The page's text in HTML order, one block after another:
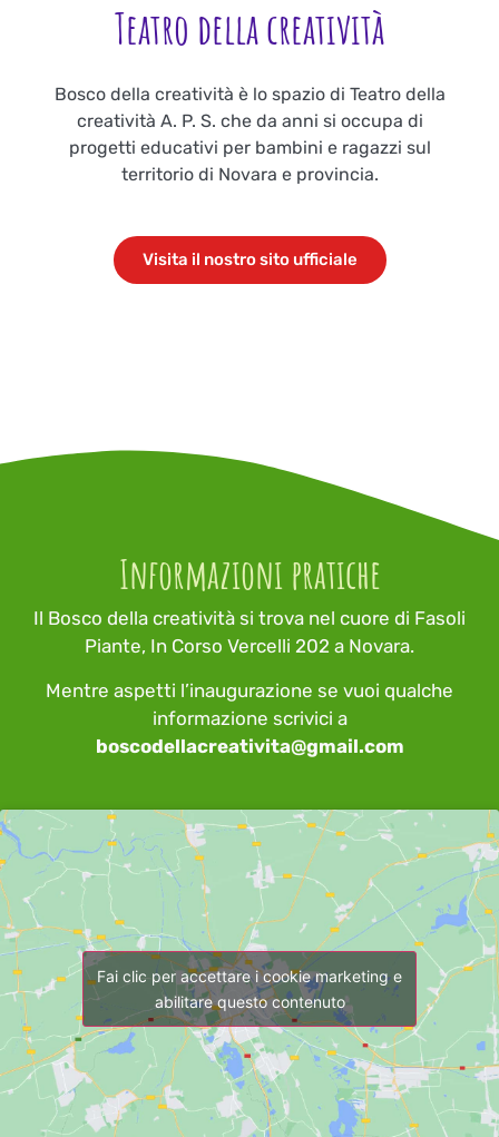
Teatro della creatività
Bosco della creatività è lo spazio di Teatro della
creatività A. P. S. che da anni si occupa di
progetti educativi per bambini e ragazzi sul
territorio di Novara e provincia.
Visita il nostro sito ufficiale
Informazioni pratiche
Il Bosco della creatività si trova nel cuore di Fasoli
Piante, In Corso Vercelli 202 a Novara.
Mentre aspetti l’inaugurazione se vuoi qualche
informazione scrivici a
boscodellacreativita@gmail.com
Fai clic per accettare i cookie marketing e
abilitare questo contenuto